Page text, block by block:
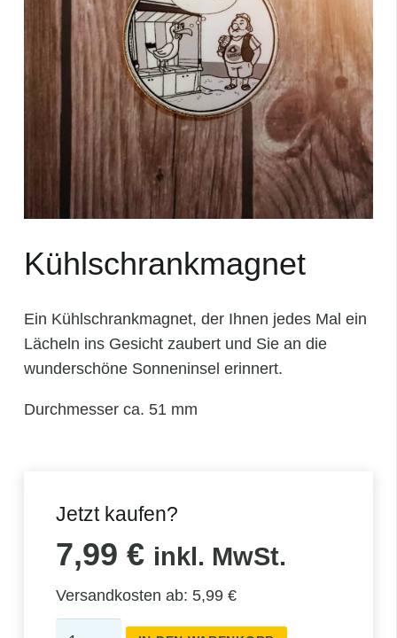
Kühlschrankmagnet
Ein Kühlschrankmagnet, der Ihnen jedes Mal ein
Lächeln ins Gesicht zaubert und Sie an die
wunderschöne Sonneninsel erinnert.
Durchmesser ca. 51 mm
Jetzt kaufen?
7,99 € inkl. MwSt.
Versandkosten ab: 5,99 €
Kühlschrankmagnet